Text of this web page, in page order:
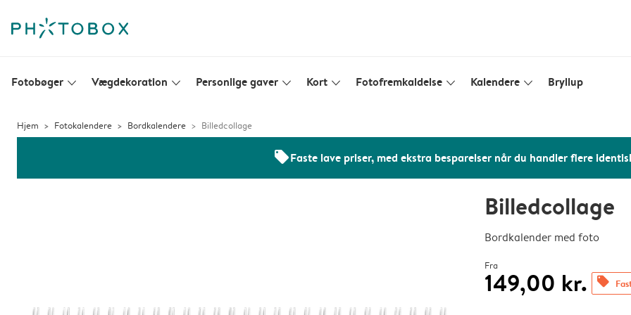
Fotobøger slim_arrow_down Vægdekoration slim_arrow_down Personlige gaver slim_arrow_down Kort slim_arrow_down Fotofremkaldelse slim_arrow_down Kalendere slim_arrow_down Bryllup
Hjem Fotokalendere Bordkalendere Billedcollage
offersFaste lave priser, med ekstra besparelser når du handler flere
Billedcollage
Bordkalender med foto
Fra
149,00 kr. offers